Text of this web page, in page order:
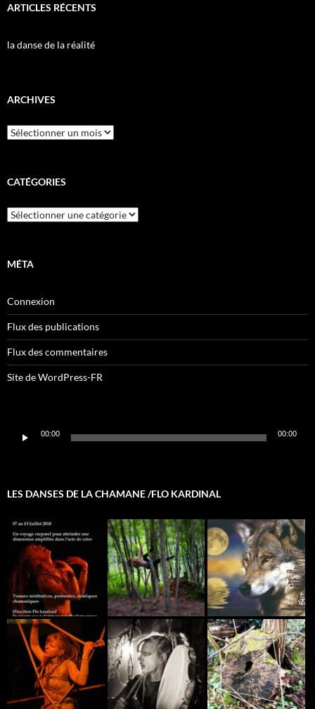
ARTICLES RÉCENTS
la danse de la réalité
ARCHIVES
Archives
CATÉGORIES
Catégories
MÉTA
Connexion
Flux des publications
Flux des commentaires
Site de WordPress-FR
audio
00:00 00:00
LES DANSES DE LA CHAMANE /FLO KARDINAL